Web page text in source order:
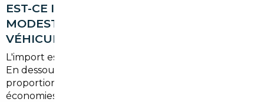
EST-CE INTÉRESSANT POUR UN BUDGET
MODESTE OU UNIQUEMENT POUR LES
VÉHICULES PREMIUM ?
L'import est pertinent à partir de
En dessous, les frais de formalités pèsent
proportionnellement plus lourd. Au-delà, les
économies générées justifient largement la